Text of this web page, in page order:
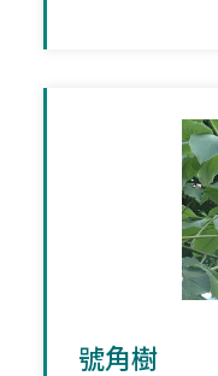
號角樹